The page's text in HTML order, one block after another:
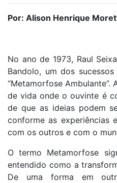
Por: Alison Henrique
No ano de 1973, Raul
Bandolo, um dos
“Metamorfose
de vida onde o ouvinte é
de que as ideias podem
conforme as experiências
com os outros e com o
O termo Metamorfose
entendido como a
De uma forma em